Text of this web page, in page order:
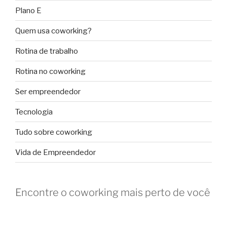
Plano E
Quem usa coworking?
Rotina de trabalho
Rotina no coworking
Ser empreendedor
Tecnologia
Tudo sobre coworking
Vida de Empreendedor
Encontre o coworking mais perto de você